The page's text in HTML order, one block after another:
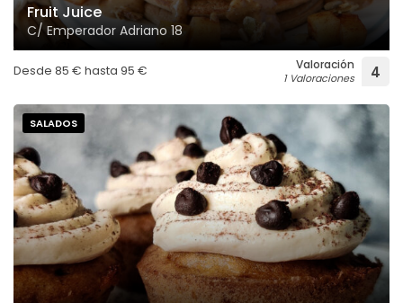
Fruit Juice
C/ Emperador Adriano 18
Desde 85 € hasta 95 € Valoración
1 Valoraciones 4
SALADOS